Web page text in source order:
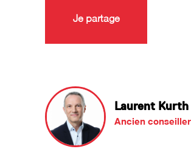
Je partage
Laurent Kurth
Ancien